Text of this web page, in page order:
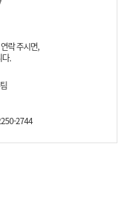
락 주시면,
.
2744